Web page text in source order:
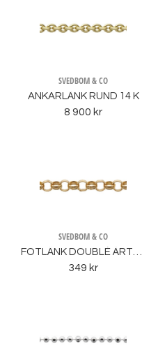
SVEDBOM & CO
ANKARLÄNK RUND 14 K
8 900 kr
SVEDBOM & CO
FOTLÄNK DOUBLÉ ÄRTLÄNK
349 kr